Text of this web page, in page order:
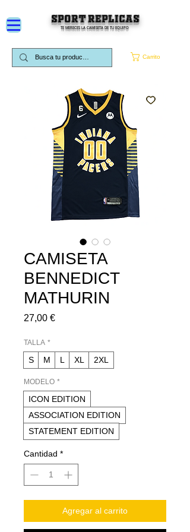
Carrito
SPORT REPLICAS
TE MERECES LA CAMISETA DE TU EQUIPO
CAMISETA
BENNEDICT
MATHURIN
27,00 €Precio
TALLA *
S M L XL 2XL
MODELO *
ICON EDITION
ASSOCIATION EDITION
STATEMENT EDITION
Cantidad *
Agregar al carrito